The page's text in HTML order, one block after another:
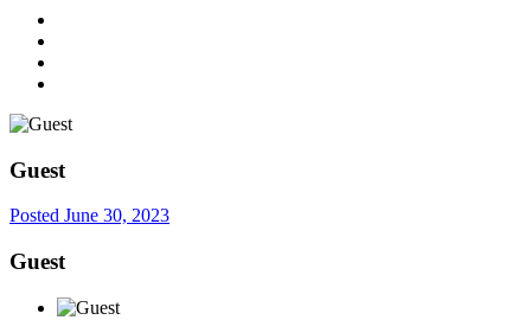
Guest
Posted June 30, 2023
Guest